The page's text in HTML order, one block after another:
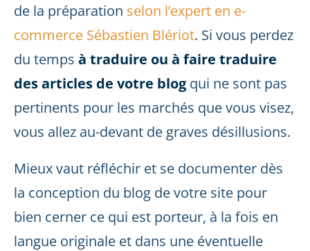
de la préparation selon l’expert en e-
commerce Sébastien Blériot. Si vous perdez
du temps à traduire ou à faire traduire
des articles de votre blog qui ne sont pas
pertinents pour les marchés que vous visez,
vous allez au-devant de graves désillusions.
Mieux vaut réfléchir et se documenter dès
la conception du blog de votre site pour
bien cerner ce qui est porteur, à la fois en
langue originale et dans une éventuelle